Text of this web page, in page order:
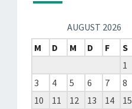
AUGUST 2026
M
D M D F S
1
3
4 5 6 7 8
10
11 12 13 14 15